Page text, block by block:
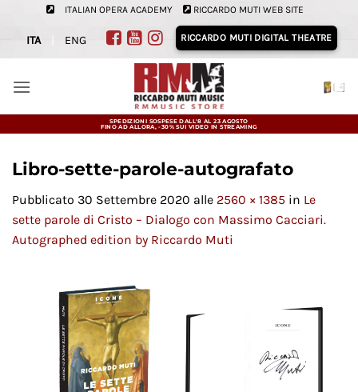
contenuti
ITALIAN OPERA ACADEMY RICCARDO MUTI WEB SITE
ITA ENG RICCARDO MUTI DIGITAL THEATRE
SPEDIZIONI SOSPESE DALL'8 AL 23 AGOSTO
FINO AD ALLORA, -30% SUI VIDEO IN STREAMING
Libro-sette-parole-autografato
Pubblicato 30 Settembre 2020 alle 2560 × 1385 in Le
sette parole di Cristo – Dialogo con Massimo Cacciari.
Autographed edition by Riccardo Muti